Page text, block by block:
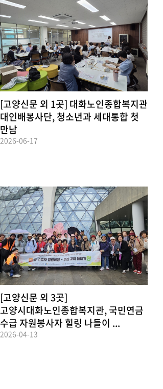
[고양신문 외 1곳] 대화노인종합복지관
대인배봉사단, 청소년과 세대통합 첫
만남
2026-06-17
[고양신문 외 3곳]
고양시대화노인종합복지관, 국민연금
수급 자원봉사자 힐링 나들이 ...
2026-04-13